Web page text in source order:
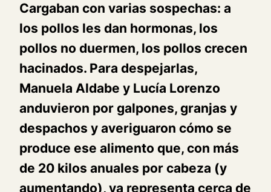
Cargaban con varias sospechas: a
los pollos les dan hormonas, los
pollos no duermen, los pollos crecen
hacinados. Para despejarlas,
Manuela Aldabe y Lucía Lorenzo
anduvieron por galpones, granjas y
despachos y averiguaron cómo se
produce ese alimento que, con más
de 20 kilos anuales por cabeza (y
aumentando), ya representa cerca de